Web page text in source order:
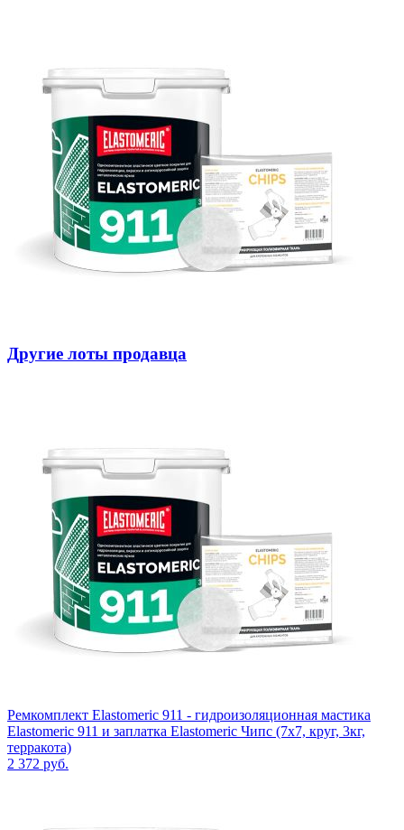
Другие лоты продавца
Ремкомплект Elastomeric 911 - гидроизоляционная мастика
Elastomeric 911 и заплатка Elastomeric Чипс (7х7, круг, 3кг,
терракота)
2 372 руб.